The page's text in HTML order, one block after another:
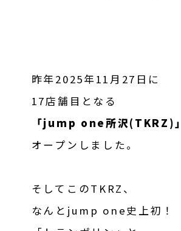
昨年2025年11月27日に
17店舗目となる
「jump one所沢(TKRZ)」
オープンしました。
そしてこのTKRZ、
なんとjump one史上初！